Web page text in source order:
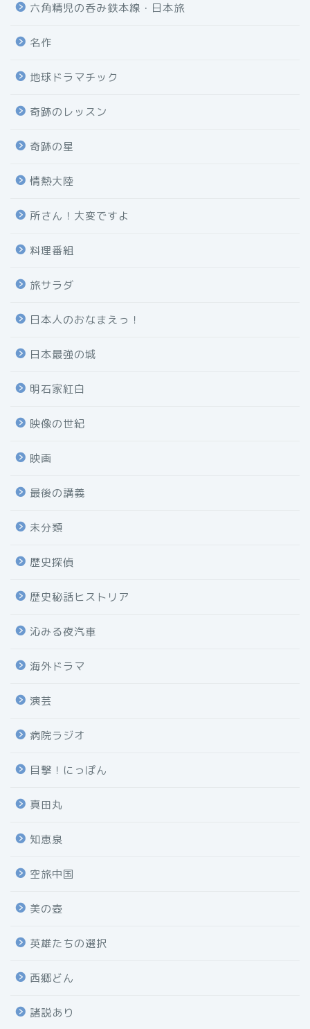
六角精児の呑み鉄本線・日本旅
名作
地球ドラマチック
奇跡のレッスン
奇跡の星
情熱大陸
所さん！大変ですよ
料理番組
旅サラダ
日本人のおなまえっ！
日本最強の城
明石家紅白
映像の世紀
映画
最後の講義
未分類
歴史探偵
歴史秘話ヒストリア
沁みる夜汽車
海外ドラマ
演芸
病院ラジオ
目撃！にっぽん
真田丸
知恵泉
空旅中国
美の壺
英雄たちの選択
西郷どん
諸説あり